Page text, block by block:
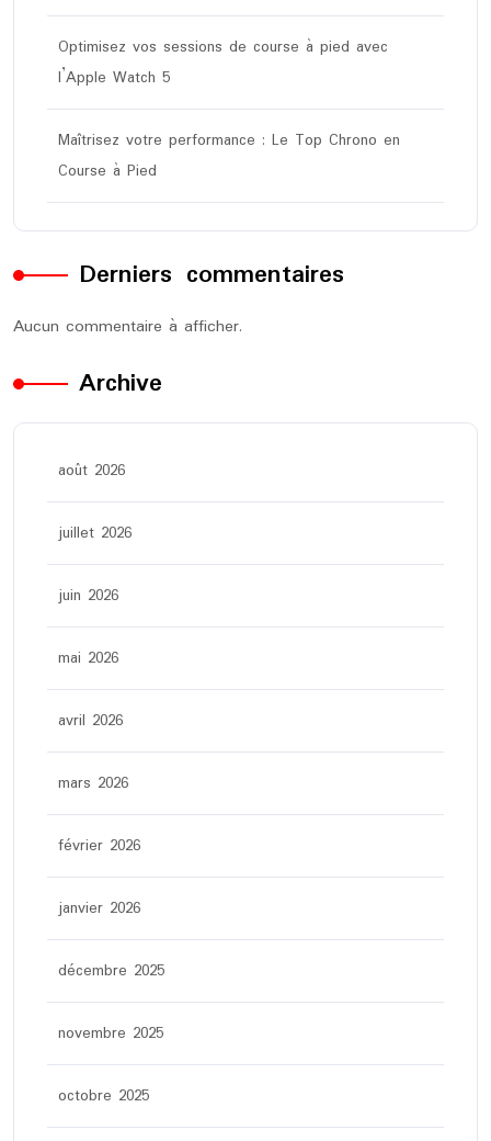
Optimisez vos sessions de course à pied avec
l’Apple Watch 5
Maîtrisez votre performance : Le Top Chrono en
Course à Pied
Derniers commentaires
Aucun commentaire à afficher.
Archive
août 2026
juillet 2026
juin 2026
mai 2026
avril 2026
mars 2026
février 2026
janvier 2026
décembre 2025
novembre 2025
octobre 2025